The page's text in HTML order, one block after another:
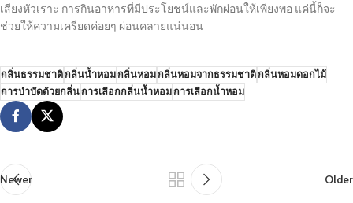
เสียงหัวเราะ การกินอาหารที่มีประโยชน์และพักผ่อนให้เพียงพอ แค่นี้ก็จะ
ช่วยให้ความเครียดค่อยๆ ผ่อนคลายแน่นอน
กลิ่นธรรมชาติกลิ่นน้ำหอมกลิ่นหอมกลิ่นหอมจากธรรมชาติกลิ่นหอมดอกไม้
การบำบัดด้วยกลิ่นการเลือกกลิ่นน้ำหอมการเลือกน้ำหอม
Newer Older